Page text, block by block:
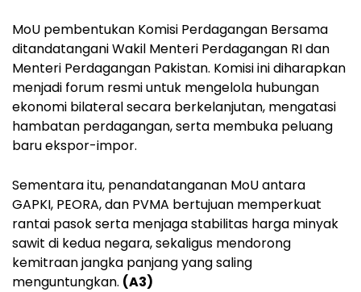
MoU pembentukan Komisi Perdagangan Bersama
ditandatangani Wakil Menteri Perdagangan RI dan
Menteri Perdagangan Pakistan. Komisi ini diharapkan
menjadi forum resmi untuk mengelola hubungan
ekonomi bilateral secara berkelanjutan, mengatasi
hambatan perdagangan, serta membuka peluang
baru ekspor-impor.
Sementara itu, penandatanganan MoU antara
GAPKI, PEORA, dan PVMA bertujuan memperkuat
rantai pasok serta menjaga stabilitas harga minyak
sawit di kedua negara, sekaligus mendorong
kemitraan jangka panjang yang saling
menguntungkan. (A3)